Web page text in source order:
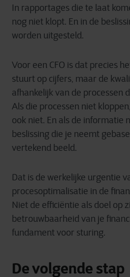
In rapportages die te laat
nog niet klopt. En in de
worden uitgesteld.
Voor een CFO is dat precies
stuurt op cijfers, maar de
afhankelijk van de processen
Als die processen niet
ook niet. En als de informatie
beslissing die je neemt
vertekend beeld.
Dat is de werkelijke urgentie
procesoptimalisatie in de
Niet de efficiëntie als doel op
betrouwbaarheid van je
fundament voor sturing.
De volgende stap